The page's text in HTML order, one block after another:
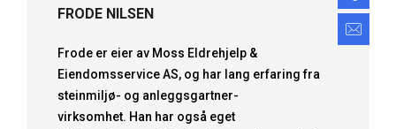
FRODE NILSEN
Frode er eier av Moss Eldrehjelp &
Eiendomsservice AS, og har lang erfaring fra
steinmiljø- og anleggsgartner-
virksomhet. Han har også eget